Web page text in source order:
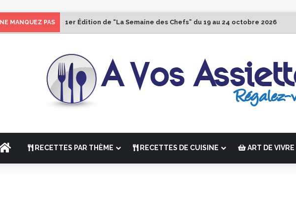
NE MANQUEZ PAS 1er Édition de “La Semaine des Chefs” du 19 au 24 octobre 2026
ACCUEILRECETTES PAR THÈME RECETTES DE CUISINE ART DE VIVRE